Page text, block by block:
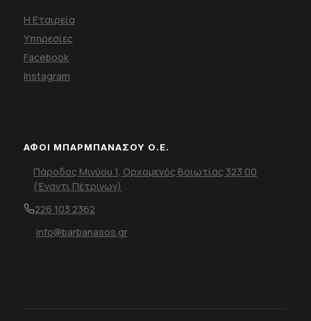
Η Εταιρεία
Υπηρεσίες
Facebook
Instagram
ΑΦΟΙ ΜΠΑΡΜΠΑΝΑΣΟΥ Ο.Ε.
Πάροδος Μινύου 1, Ορχομενός Βοιωτίας 323 00
(Έναντι Πέτρινων)
226 103 2362
info@barbanasos.gr